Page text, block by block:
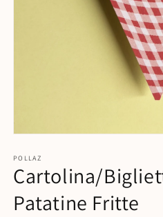
POLLAZ
Cartolina/
Patatine Fritte